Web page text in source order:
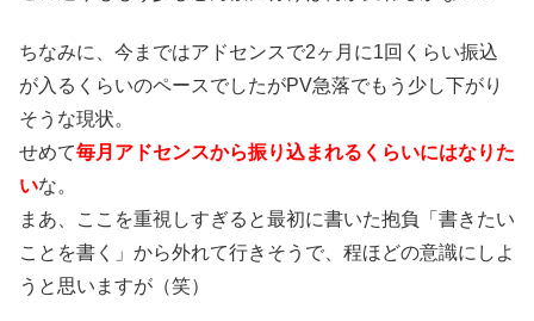
ちなみに、今まではアドセンスで2ヶ月に1回くらい振込
が入るくらいのペースでしたがPV急落でもう少し下がり
そうな現状。
せめて毎月アドセンスから振り込まれるくらいにはなりた
いな。
まあ、ここを重視しすぎると最初に書いた抱負「書きたい
ことを書く」から外れて行きそうで、程ほどの意識にしよ
うと思いますが（笑）